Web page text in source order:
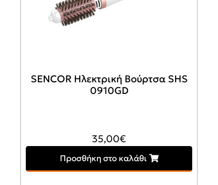
SENCOR Ηλεκτρική Βούρτσα SHS
0910GD
35,00€
Προσθήκη στο καλάθι